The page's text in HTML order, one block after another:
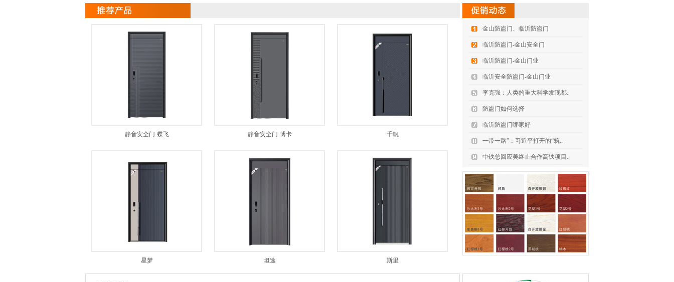
金山防盗门、临沂防盗门
临沂防盗门-金山安全门
临沂防盗门-金山门业
临沂安全防盗门-金山门业
李克强：人类的重大科学发现都..
防盗门如何选择
临沂防盗门哪家好
一带一路”：习近平打开的“筑..
中铁总回应美终止合作高铁项目..
静音安全门-蝶飞 静音安全门-博卡 千帆
星梦 坦途 斯里